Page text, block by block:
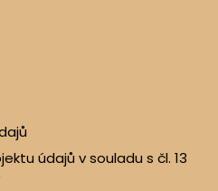
údajů v souladu s čl. 13